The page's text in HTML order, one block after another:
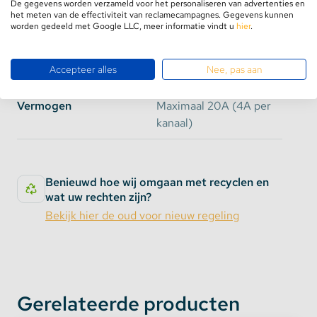
simuleren welke precies voldoen aan de eisen voor
uw aquarium of terrarium.
tuin en keuken verlichting gebruiken!
Mogelijkheden van de controller:
Het simuleren van daglicht en nachtlicht
Het simuleren van bewolking en schemering
Het simuleren van maanlicht
Het naar uw wens dimmen, in- en uitschakelen
adviseren u om de 5 kanelen te gebruiken voor
Warm Wit, Helder Wit, Rood, Groen en Blauw. Deze
Afmetingen
120 x 69 x 24 mm
Lengte n.v.t.
Vermogen
Maximaal 20A (4A per
kanaal)
Benieuwd hoe wij omgaan met recyclen en
wat uw rechten zijn?
Bekijk hier de oud voor nieuw regeling
Gerelateerde producten
De gegevens worden verzameld voor het personaliseren van advertenties en
het meten van de effectiviteit van reclamecampagnes. Gegevens kunnen
worden gedeeld met Google LLC, meer informatie vindt u hier.
Accepteer alles Nee, pas aan